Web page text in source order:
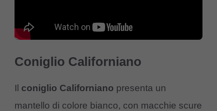
Coniglio Californiano
Il coniglio Californiano presenta un
mantello di colore bianco, con macchie scure